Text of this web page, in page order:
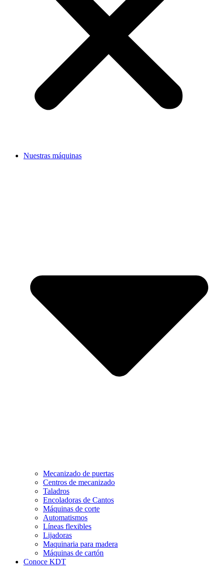
Nuestras máquinas
Mecanizado de puertas
Centros de mecanizado
Taladros
Encoladoras de Cantos
Máquinas de corte
Automatismos
Líneas flexibles
Lijadoras
Maquinaria para madera
Máquinas de cartón
Conoce KDT